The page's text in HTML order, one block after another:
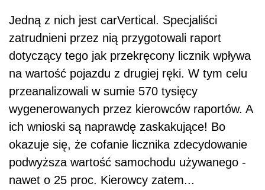
Jedną z nich jest carVertical. Specjaliści
zatrudnieni przez nią przygotowali raport
dotyczący tego jak przekręcony licznik wpływa
na wartość pojazdu z drugiej ręki. W tym celu
przeanalizowali w sumie 570 tysięcy
wygenerowanych przez kierowców raportów. A
ich wnioski są naprawdę zaskakujące! Bo
okazuje się, że cofanie licznika zdecydowanie
podwyższa wartość samochodu używanego -
nawet o 25 proc. Kierowcy zatem...